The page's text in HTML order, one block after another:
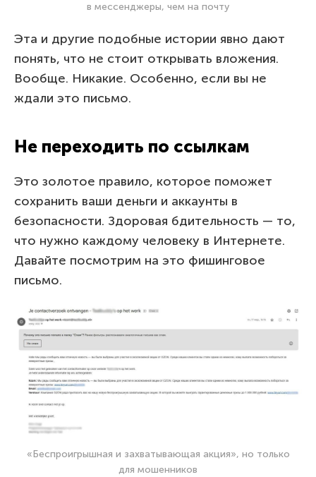
в мессенджеры, чем на почту
Эта и другие подобные истории явно дают
понять, что не стоит открывать вложения.
Вообще. Никакие. Особенно, если вы не
ждали это письмо.
Не переходить по ссылкам
Это золотое правило, которое поможет
сохранить ваши деньги и аккаунты в
безопасности. Здоровая бдительность — то,
что нужно каждому человеку в Интернете.
Давайте посмотрим на это фишинговое
письмо.
«Беспроигрышная и захватывающая акция», но только
для мошенников